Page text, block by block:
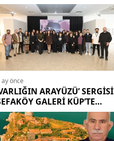
ay önce
ARAYÜZÜ’ SERGİSİ
GALERİ KÜP’TE
BEKLİYOR